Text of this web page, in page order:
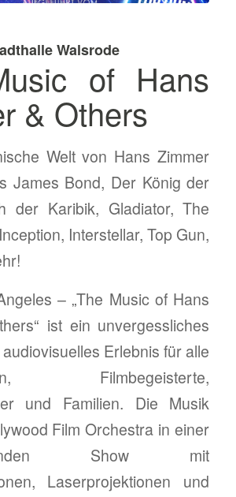
Walsrode
of Hans
& Others
Welt von Hans Zimmer
James Bond, Der König der
der Karibik, Gladiator, The
Interstellar, Top Gun,
– „The Music of Hans
ist ein unvergessliches
Erlebnis für alle
Filmbegeisterte,
und Familien. Die Musik
Film Orchestra in einer
Show mit
Laserprojektionen und